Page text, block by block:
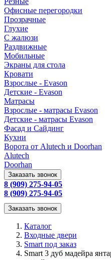
Офисные перегородки
Прозрачные
Глухие
С жалюзи
Раздвижные
Мобильные
Экраны для стола
Кровати
Взрослые - Evason
Детские - Evason
Матрасы
Взрослые - матрасы Evason
Детские - матрасы Evason
Фасад и Сайдинг
Кухни
Ворота от Alutech и Doorhan
Alutech
Doorhan
Заказать звонок
8 (909) 275-94-05
8 (909) 275-94-05
Заказать звонок
Каталог
Входные двери
Smart под заказ
Smart 3 дуб мадейра